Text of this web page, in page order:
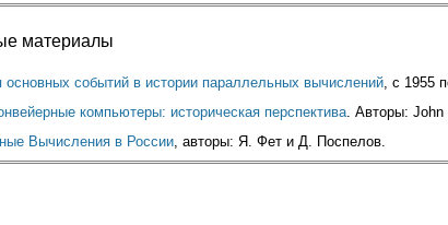
материалы
основных событий в истории параллельных вычислений , с 1955
компьютеры: историческая перспектива . Авторы:
Вычисления в России , авторы: Я. Фет и Д. Поспелов.